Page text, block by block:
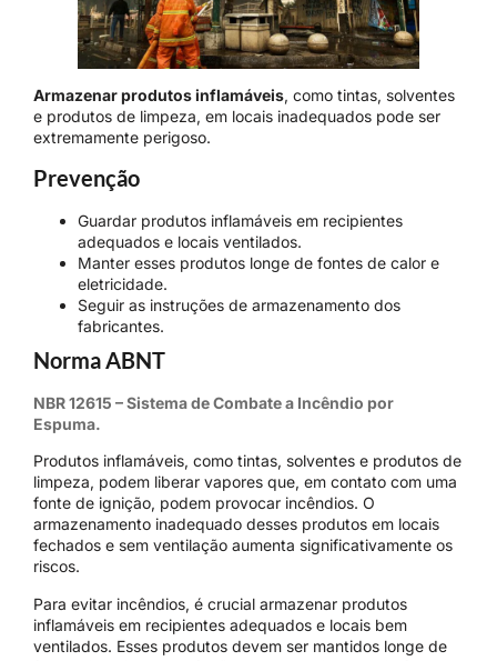
Armazenar produtos inflamáveis, como tintas, solventes
e produtos de limpeza, em locais inadequados pode ser
extremamente perigoso.
Prevenção
Guardar produtos inflamáveis em recipientes
adequados e locais ventilados.
Manter esses produtos longe de fontes de calor e
eletricidade.
Seguir as instruções de armazenamento dos
fabricantes.
Norma ABNT
NBR 12615 – Sistema de Combate a Incêndio por
Espuma.
Produtos inflamáveis, como tintas, solventes e produtos de
limpeza, podem liberar vapores que, em contato com uma
fonte de ignição, podem provocar incêndios. O
armazenamento inadequado desses produtos em locais
fechados e sem ventilação aumenta significativamente os
riscos.
Para evitar incêndios, é crucial armazenar produtos
inflamáveis em recipientes adequados e locais bem
ventilados. Esses produtos devem ser mantidos longe de